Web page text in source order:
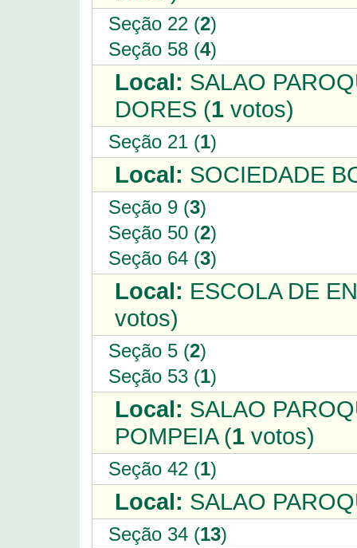
Seção 22 (2)
Seção 58 (4)
Local: SALAO
DORES (1 votos)
Seção 21 (1)
Local: SOCIEDADE
Seção 9 (3)
Seção 50 (2)
Seção 64 (3)
Local: ESCOLA DE
votos)
Seção 5 (2)
Seção 53 (1)
Local: SALAO
POMPEIA (1 votos)
Seção 42 (1)
Local: SALAO
Seção 34 (13)